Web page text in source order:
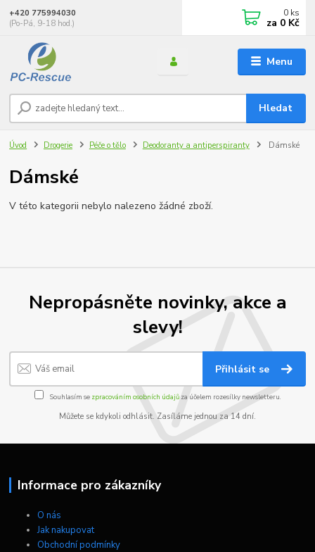
Menu
Hledat
+420 775994030
(Po-Pá, 9-18 hod.)
0 ks
za 0 Kč
Úvod Drogerie Péče o tělo Deodoranty a antiperspiranty Dámské
Dámské
V této kategorii nebylo nalezeno žádné zboží.
Nepropásněte novinky, akce a
slevy!
Přihlásit se
Souhlasím se zpracováním osobních údajůza účelem rozesílky newsletteru.
Můžete se kdykoli odhlásit. Zasíláme jednou za 14 dní.
Informace pro zákazníky
O nás
Jak nakupovat
Obchodní podmínky